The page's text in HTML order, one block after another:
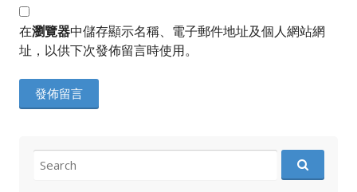
在瀏覽器中儲存顯示名稱、電子郵件地址及個人網站網
址，以供下次發佈留言時使用。
for: